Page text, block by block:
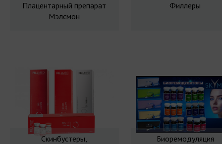
Плацентарный препарат
Мэлсмон
Филлеры
Скинбустеры,
Биоремодуляция